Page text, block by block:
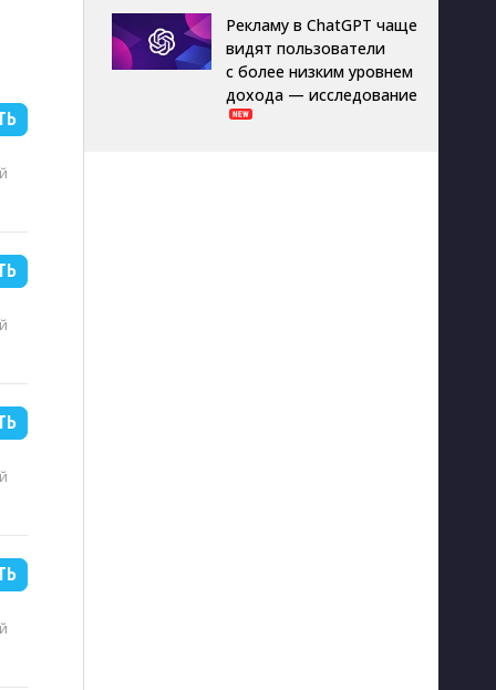
Рекламу в ChatGPT чаще
видят пользователи
с более низким уровнем
дохода — исследование